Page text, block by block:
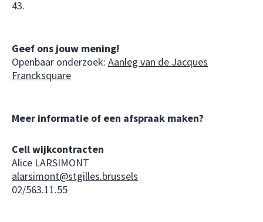
43.
Geef ons jouw mening!
Openbaar onderzoek: Aanleg van de Jacques
Francksquare
Meer informatie of een afspraak maken?
Cell wijkcontracten
Alice LARSIMONT
alarsimont@stgilles.brussels
02/563.11.55